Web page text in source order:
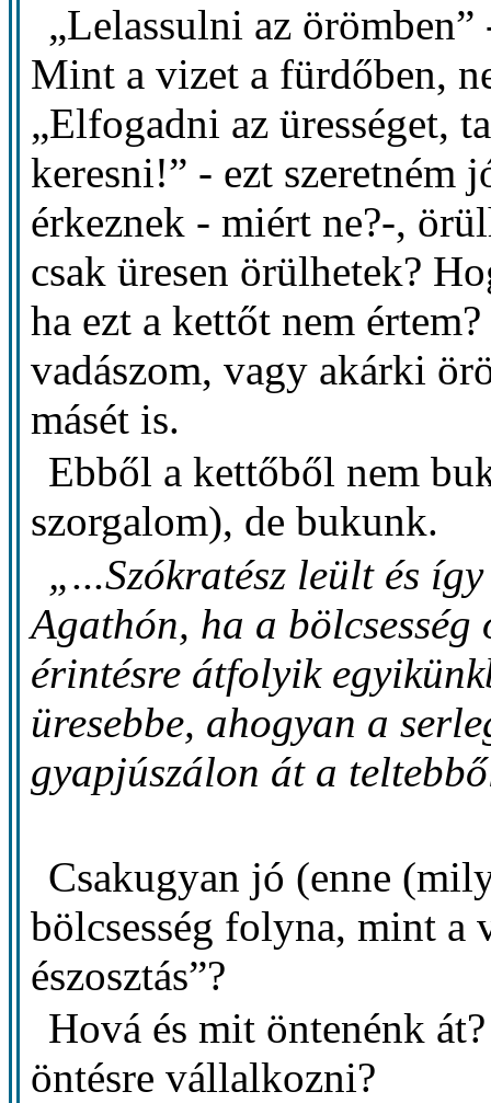
„Lelassulni az
Mint a vizet a fürdőben,
„Elfogadni az ürességet,
keresni!” - ezt szeretném
érkeznek - miért ne?-,
csak üresen örülhetek?
ha ezt a kettőt nem
vadászom, vagy akárki
másét is.
Ebből a kettőből nem
szorgalom), de bukunk.
„...Szókratész leült és
Agathón, ha a
érintésre átfolyik
üresebbe, ahogyan a
gyapjúszálon át a
Csakugyan jó (enne
bölcsesség folyna, mint a
észosztás”?
Hová és mit öntenénk
öntésre vállalkozni?